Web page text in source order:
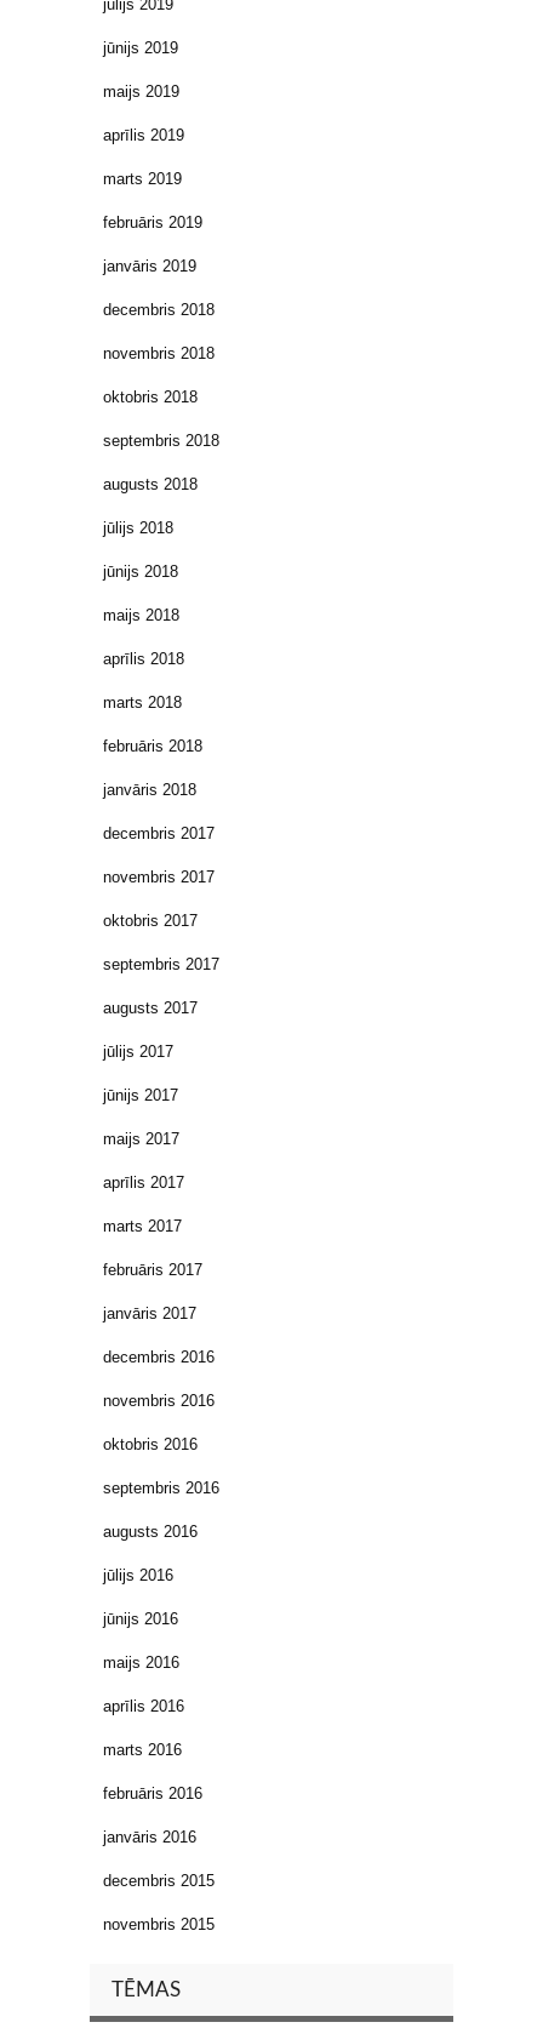
jūlijs 2019
jūnijs 2019
maijs 2019
aprīlis 2019
marts 2019
februāris 2019
janvāris 2019
decembris 2018
novembris 2018
oktobris 2018
septembris 2018
augusts 2018
jūlijs 2018
jūnijs 2018
maijs 2018
aprīlis 2018
marts 2018
februāris 2018
janvāris 2018
decembris 2017
novembris 2017
oktobris 2017
septembris 2017
augusts 2017
jūlijs 2017
jūnijs 2017
maijs 2017
aprīlis 2017
marts 2017
februāris 2017
janvāris 2017
decembris 2016
novembris 2016
oktobris 2016
septembris 2016
augusts 2016
jūlijs 2016
jūnijs 2016
maijs 2016
aprīlis 2016
marts 2016
februāris 2016
janvāris 2016
decembris 2015
novembris 2015
TĒMAS